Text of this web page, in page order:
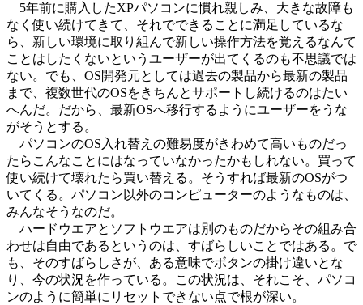
5年前に購入したXPパソコンに慣れ親しみ、大きな故障も
なく使い続けてきて、それでできることに満足しているな
ら、新しい環境に取り組んで新しい操作方法を覚えるなんて
ことはしたくないというユーザーが出てくるのも不思議では
ない。でも、OS開発元としては過去の製品から最新の製品
まで、複数世代のOSをきちんとサポートし続けるのはたい
へんだ。だから、最新OSへ移行するようにユーザーをうな
がそうとする。
パソコンのOS入れ替えの難易度がきわめて高いものだっ
たらこんなことにはなっていなかったかもしれない。買って
使い続けて壊れたら買い替える。そうすれば最新のOSがつ
いてくる。パソコン以外のコンピューターのようなものは、
みんなそうなのだ。
ハードウエアとソフトウエアは別のものだからその組み合
わせは自由であるというのは、すばらしいことではある。で
も、そのすばらしさが、ある意味でボタンの掛け違いとな
り、今の状況を作っている。この状況は、それこそ、パソコ
ンのように簡単にリセットできない点で根が深い。